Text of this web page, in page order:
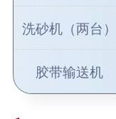
洗砂机（两台）
胶带输送机